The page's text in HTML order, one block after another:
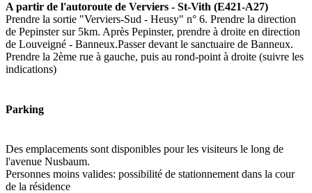
A partir de l'autoroute de Verviers - St-Vith (E421-A27)
Prendre la sortie "Verviers-Sud - Heusy" n° 6. Prendre la direction
de Pepinster sur 5km. Après Pepinster, prendre à droite en direction
de Louveigné - Banneux.Passer devant le sanctuaire de Banneux.
Prendre la 2ème rue à gauche, puis au rond-point à droite (suivre les
indications)
Parking
Des emplacements sont disponibles pour les visiteurs le long de
l'avenue Nusbaum.
Personnes moins valides: possibilité de stationnement dans la cour
de la résidence